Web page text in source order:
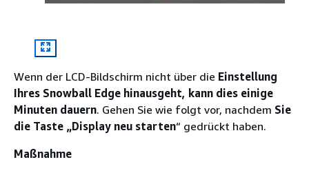
Wenn der LCD-Bildschirm nicht über die Einstellung
Ihres Snowball Edge hinausgeht, kann dies einige
Minuten dauern. Gehen Sie wie folgt vor, nachdem Sie
die Taste „Display neu starten“ gedrückt haben.
Maßnahme